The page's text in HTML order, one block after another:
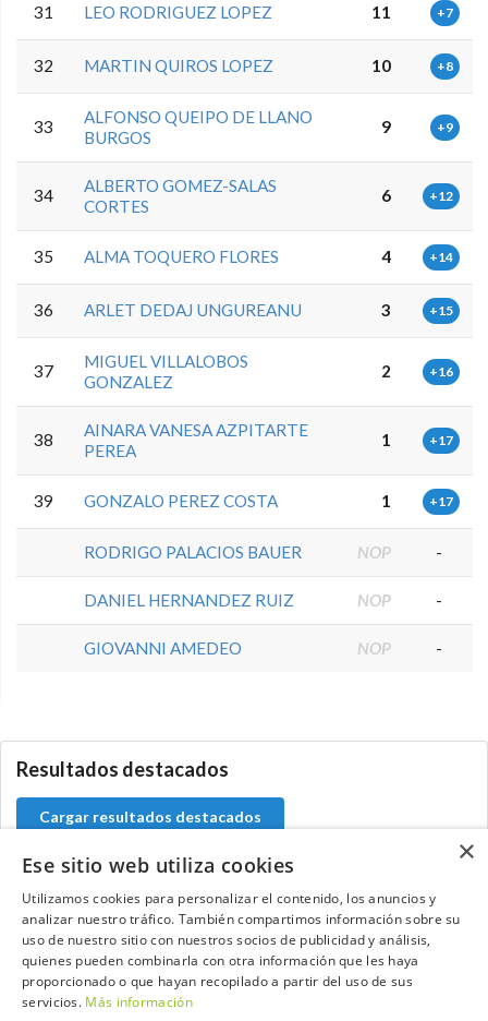
31 LEO RODRIGUEZ LOPEZ 11 +7
32 MARTIN QUIROS LOPEZ 10 +8
33
ALFONSO QUEIPO DE LLANO
BURGOS
9 +9
34
ALBERTO GOMEZ-SALAS
CORTES
6 +12
35 ALMA TOQUERO FLORES 4 +14
36 ARLET DEDAJ UNGUREANU 3 +15
37
MIGUEL VILLALOBOS
GONZALEZ
2 +16
38
AINARA VANESA AZPITARTE
PEREA
1 +17
39 GONZALO PEREZ COSTA 1 +17
RODRIGO PALACIOS BAUER NOP -
DANIEL HERNANDEZ RUIZ NOP -
GIOVANNI AMEDEO NOP -
Resultados destacados
Cargar resultados destacados
Contacta con el equipo de NextCaddy
Opina Contacta
×
Ese sitio web utiliza cookies
Utilizamos cookies para personalizar el contenido, los anuncios y
analizar nuestro tráfico. También compartimos información sobre su
uso de nuestro sitio con nuestros socios de publicidad y análisis,
quienes pueden combinarla con otra información que les haya
proporcionado o que hayan recopilado a partir del uso de sus
servicios. Más información